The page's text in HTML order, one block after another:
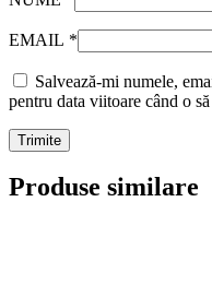
EMAIL *
Salvează-mi numele,
pentru data viitoare când o
Produse similare